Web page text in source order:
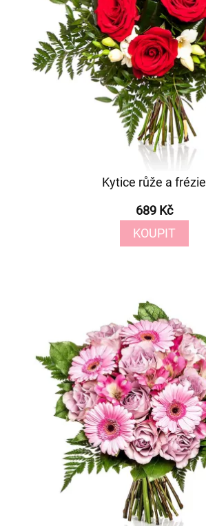
Kytice růže a frézie
689 Kč
KOUPIT